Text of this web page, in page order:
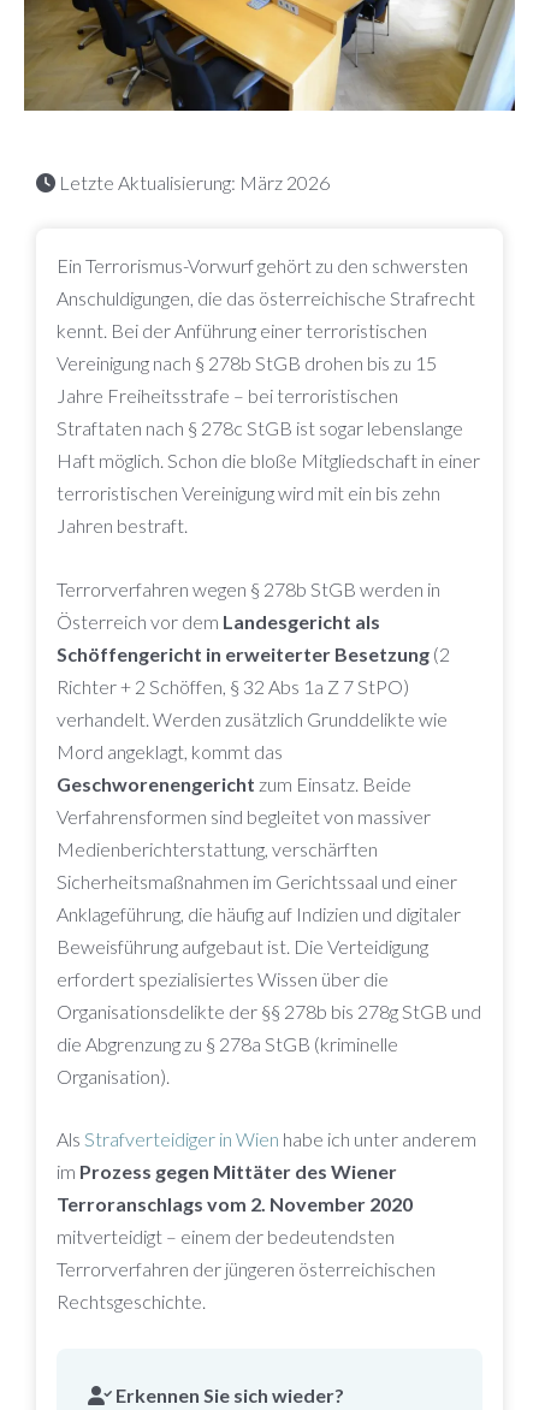
Letzte Aktualisierung: März 2026
Ein Terrorismus-Vorwurf gehört zu den schwersten
Anschuldigungen, die das österreichische Strafrecht
kennt. Bei der Anführung einer terroristischen
Vereinigung nach § 278b StGB drohen bis zu 15
Jahre Freiheitsstrafe – bei terroristischen
Straftaten nach § 278c StGB ist sogar lebenslange
Haft möglich. Schon die bloße Mitgliedschaft in einer
terroristischen Vereinigung wird mit ein bis zehn
Jahren bestraft.
Terrorverfahren wegen § 278b StGB werden in
Österreich vor dem Landesgericht als
Schöffengericht in erweiterter Besetzung (2
Richter + 2 Schöffen, § 32 Abs 1a Z 7 StPO)
verhandelt. Werden zusätzlich Grunddelikte wie
Mord angeklagt, kommt das
Geschworenengericht zum Einsatz. Beide
Verfahrensformen sind begleitet von massiver
Medienberichterstattung, verschärften
Sicherheitsmaßnahmen im Gerichtssaal und einer
Anklageführung, die häufig auf Indizien und digitaler
Beweisführung aufgebaut ist. Die Verteidigung
erfordert spezialisiertes Wissen über die
Organisationsdelikte der §§ 278b bis 278g StGB und
die Abgrenzung zu § 278a StGB (kriminelle
Organisation).
Als Strafverteidiger in Wien habe ich unter anderem
im Prozess gegen Mittäter des Wiener
Terroranschlags vom 2. November 2020
mitverteidigt – einem der bedeutendsten
Terrorverfahren der jüngeren österreichischen
Rechtsgeschichte.
Erkennen Sie sich wieder?